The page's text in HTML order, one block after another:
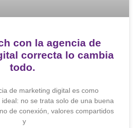
con la agencia de
correcta lo cambia
todo.
de marketing digital es como
no se trata solo de una buena
de conexión, valores compartidos
y